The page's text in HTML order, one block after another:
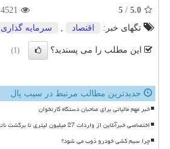
5.0
/
5
4521
تگهای خبر:
اقتصاد سرمایه گذاری
این مطلب را می پسندید؟ (1)
جدیدترین مطالب مرتبط در سیب پال
خبر مهم مالیاتی برای صاحبان دستگاه کارتخوان
اختصاصی خبرآنلاین از واردات 27 میلیون لیتری تا برگشت ناترازی
چرا سیم کشی خودرو ذوب می شود؟